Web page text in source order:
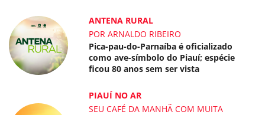
ANTENA RURAL
POR ARNALDO RIBEIRO
Pica-pau-do-Parnaíba é oficializado
como ave-símbolo do Piauí; espécie
ficou 80 anos sem ser vista
PIAUÍ NO AR
SEU CAFÉ DA MANHÃ COM MUITA